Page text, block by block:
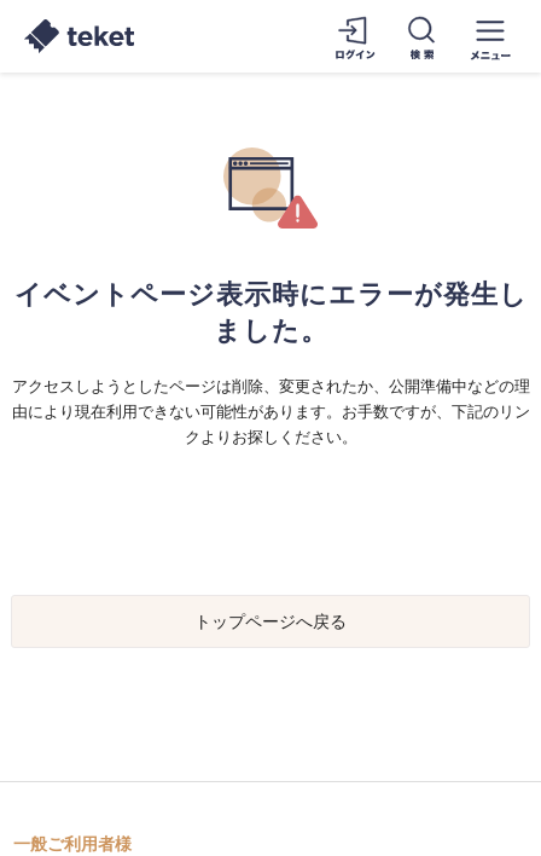
イベントページ表示時にエラーが発生し
ました。
アクセスしようとしたページは削除、変更されたか、公開準備中などの理
由により現在利用できない可能性があります。お手数ですが、下記のリン
クよりお探しください。
トップページへ戻る
一般ご利用者様